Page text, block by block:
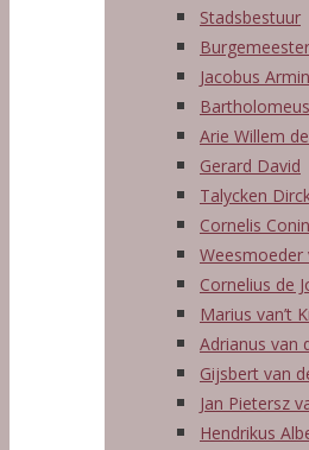
Stadsbestuur
Jacobus
Arie Willem
Gerard David
Talycken
Cornelis
Weesmoeder
Cornelius de
Marius van’t
Adrianus van
Gijsbert van
Jan Pietersz
Hendrikus